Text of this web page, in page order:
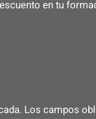
en tu
Los campos